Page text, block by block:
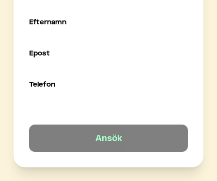
Efternamn
Epost
Telefon
Ansök